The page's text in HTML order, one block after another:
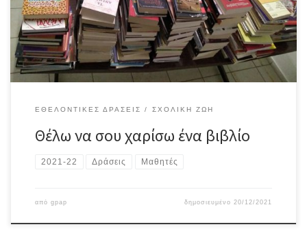
παραδόθηκαν την Πέμπτη 16 Δεκεμβρίου 2021 στις υπεύθυνες της
δράσης κα Νταλούκα Θάλεια (Υπεύθυνη Πολιτιστικών Θεμάτων)
[…]
ΕΘΕΛΟΝΤΙΚΈΣ ΔΡΆΣΕΙΣ ΣΧΟΛΙΚΉ ΖΩΉ
Θέλω να σου χαρίσω ένα βιβλίο
2021-22 Δράσεις Μαθητές
από gpap δημοσιευμένο 20/12/2021